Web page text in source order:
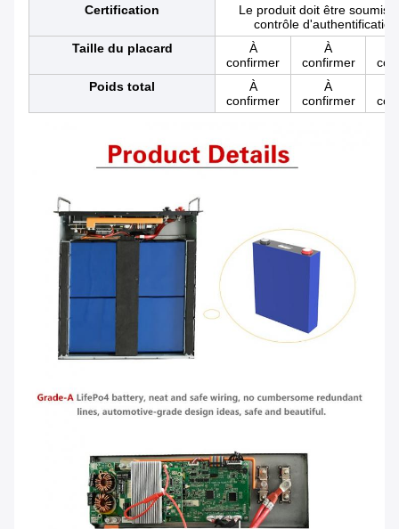
Certification
Le produit doit être soumis
contrôle
Taille du placard
À
confirmer
À
confirmer
Poids total
À
confirmer
À
confirmer